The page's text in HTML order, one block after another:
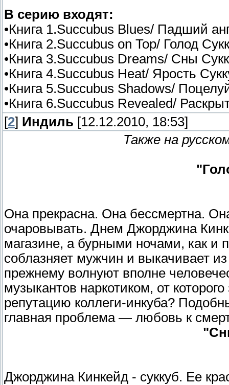
В серию входят:
•Книга 1.Succubus Blues/ Падший
•Книга 2.Succubus on Top/ Голод
•Книга 3.Succubus Dreams/ Сны
•Книга 4.Succubus Heat/ Ярость
•Книга 5.Succubus Shadows/
•Книга 6.Succubus Revealed/
[2] Индиль [12.12.2010, 18:53]
Также на
Она прекрасна. Она бессмертна.
очаровывать. Днем Джорджина
магазине, а бурными ночами, как и
соблазняет мужчин и выкачивает
прежнему волнуют вполне
музыкантов наркотиком, от
репутацию коллеги-инкуба?
главная проблема — любовь к
Джорджина Кинкейд - суккуб. Ее